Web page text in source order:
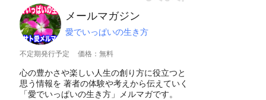
メールマガジン
愛でいっぱいの生き方
不定期発行予定 価格：無料
心の豊かさや楽しい人生の創り方に役立つと
思う情報を 著者の体験や考えから伝えていく
「愛でいっぱいの生き方」メルマガです。